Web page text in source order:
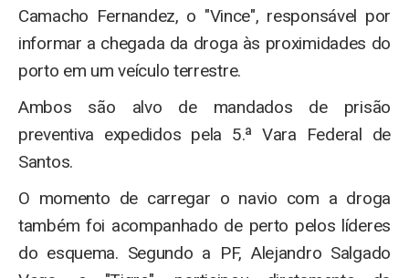
Camacho Fernandez, o "Vince", responsável por
informar a chegada da droga às proximidades do
porto em um veículo terrestre.
Ambos são alvo de mandados de prisão
preventiva expedidos pela 5.ª Vara Federal de
Santos.
O momento de carregar o navio com a droga
também foi acompanhado de perto pelos líderes
do esquema. Segundo a PF, Alejandro Salgado